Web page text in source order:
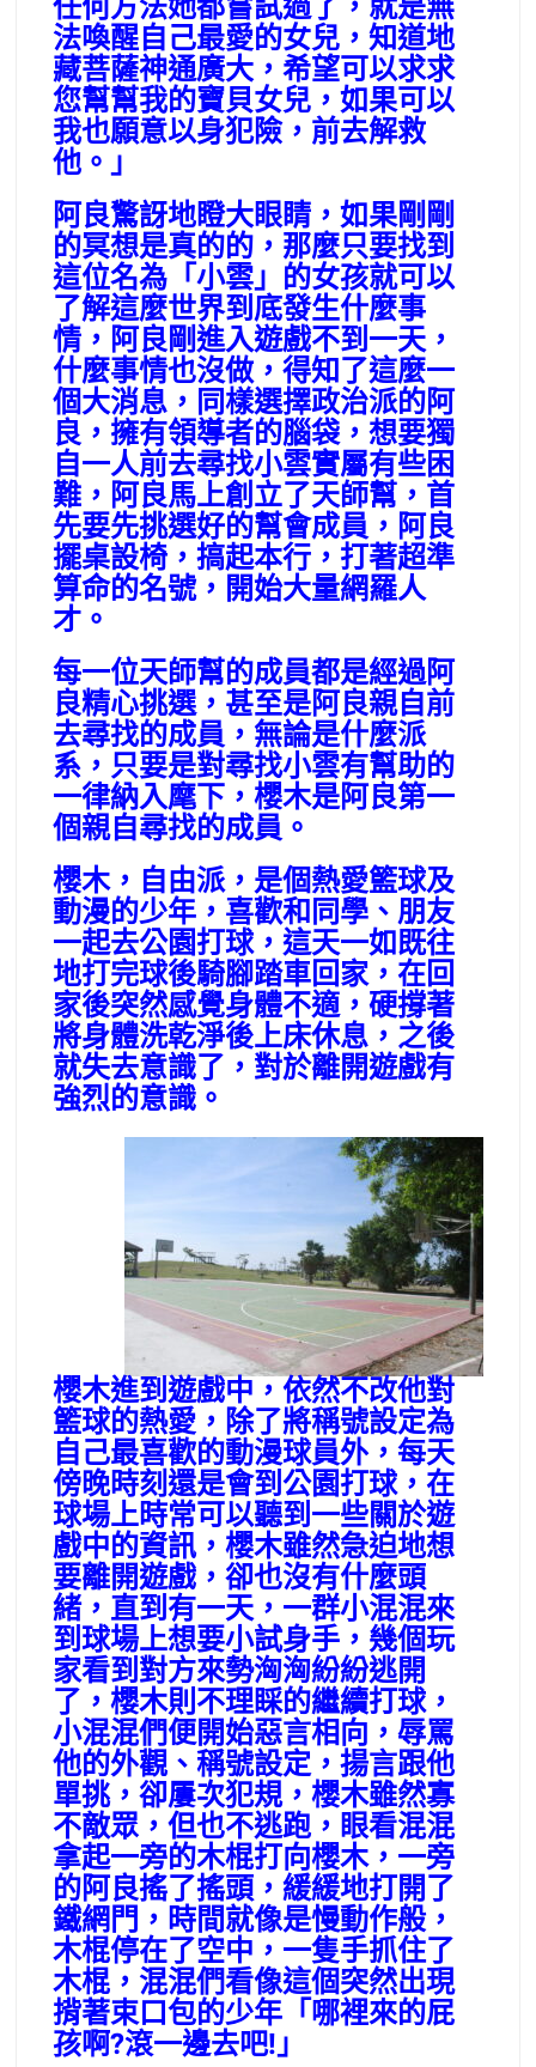
法喚醒自己最愛的女兒，知道地
藏菩薩神通廣大，希望可以求求
您幫幫我的寶貝女兒，如果可以
我也願意以身犯險，前去解救
他。」
阿良驚訝地瞪大眼睛，如果剛剛
的冥想是真的的，那麼只要找到
這位名為「小雲」的女孩就可以
了解這麼世界到底發生什麼事
情，阿良剛進入遊戲不到一天，
什麼事情也沒做，得知了這麼一
個大消息，同樣選擇政治派的阿
良，擁有領導者的腦袋，想要獨
自一人前去尋找小雲實屬有些困
難，阿良馬上創立了天師幫，首
先要先挑選好的幫會成員，阿良
擺桌設椅，搞起本行，打著超準
算命的名號，開始大量網羅人
才。
每一位天師幫的成員都是經過阿
良精心挑選，甚至是阿良親自前
去尋找的成員，無論是什麼派
系，只要是對尋找小雲有幫助的
一律納入麾下，櫻木是阿良第一
個親自尋找的成員。
櫻木，自由派，是個熱愛籃球及
動漫的少年，喜歡和同學、朋友
一起去公園打球，這天一如既往
地打完球後騎腳踏車回家，在回
家後突然感覺身體不適，硬撐著
將身體洗乾淨後上床休息，之後
就失去意識了，對於離開遊戲有
強烈的意識。
櫻木進到遊戲中，依然不改他對
籃球的熱愛，除了將稱號設定為
自己最喜歡的動漫球員外，每天
傍晚時刻還是會到公園打球，在
球場上時常可以聽到一些關於遊
戲中的資訊，櫻木雖然急迫地想
要離開遊戲，卻也沒有什麼頭
緒，直到有一天，一群小混混來
到球場上想要小試身手，幾個玩
家看到對方來勢洶洶紛紛逃開
了，櫻木則不理睬的繼續打球，
小混混們便開始惡言相向，辱罵
他的外觀、稱號設定，揚言跟他
單挑，卻屢次犯規，櫻木雖然寡
不敵眾，但也不逃跑，眼看混混
拿起一旁的木棍打向櫻木，一旁
的阿良搖了搖頭，緩緩地打開了
鐵網門，時間就像是慢動作般，
木棍停在了空中，一隻手抓住了
木棍，混混們看像這個突然出現
揹著束口包的少年「哪裡來的屁
孩啊?滾一邊去吧!」